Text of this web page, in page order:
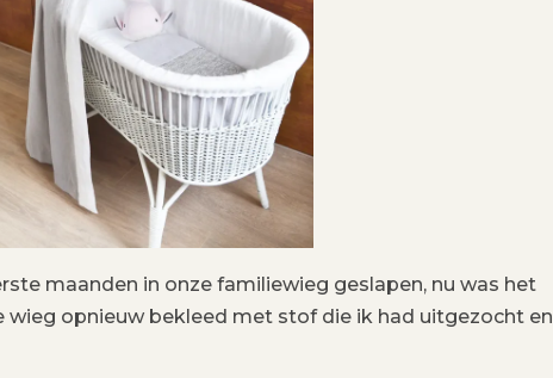
maanden in onze familiewieg geslapen, nu was het
wieg opnieuw bekleed met stof die ik had uitgezocht en